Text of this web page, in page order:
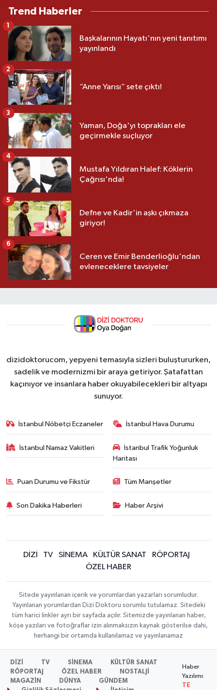
Trend Haberler
Başkalarının Hayatı'nın yeni tanıtımı
yayınlandı
1
“Anne Yarısı” sete çıktı!
2
Yaman, Doğa'yı toprakları ele
geçirmekle suçluyor
3
Mustafa Yıldıran Halef: Köklerin
Çağrısı'nda!
4
Defne ve Kadir'in aşkı çıkmaza
giriyor!
5
Ceren ve Emir Benderlioğlu'ndan
evleneceklere tavsiyeler
6
dizidoktorucom, yepyeni temasıyla sizleri buluştururken,
sadelik ve modernizmi bir araya getiriyor. Şatafattan
kaçınıyor ve insanlara haber okuyabilecekleri bir altyapı
sunuyor.
İstanbul Nöbetçi Eczaneler İstanbul Hava Durumu
İstanbul Namaz Vakitleri
İstanbul Trafik Yoğunluk
Haritası
Puan Durumu ve Fikstür Tüm Manşetler
Son Dakika Haberleri Haber Arşivi
DİZİ TV SİNEMA KÜLTÜR SANAT
RÖPORTAJ
ÖZEL HABER
Sitede yayınlanan içerik ve yorumlardan yazarları sorumludur.
Yayınlanan yorumlardan Dizi Doktoru sorumlu tutulamaz. Sitedeki
tüm harici linkler ayrı bir sayfada açılır. Sitemizde yayınlanan haber,
köşe yazıları ve fotoğraflar izin alınmaksızın kaynak gösterilse dahi,
herhangi bir ortamda kullanılamaz ve yayınlanamaz
DİZİ TV SİNEMA
KÜLTÜR SANAT
RÖPORTAJ
ÖZEL HABER
NOSTALJİ
MAGAZİN
DÜNYA
GÜNDEM
Haber
Yazılımı:
TE